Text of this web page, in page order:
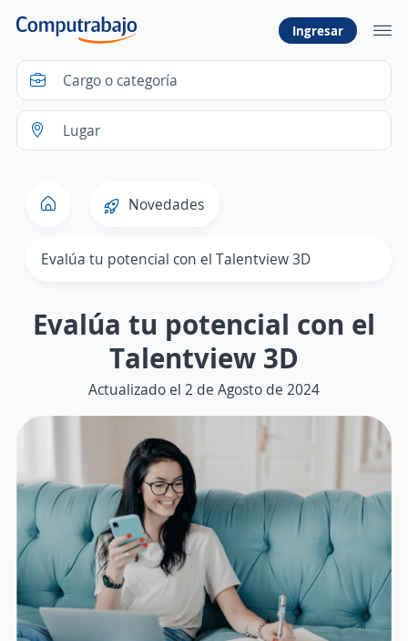
Ingresar
Novedades
Evalúa tu potencial con el Talentview 3D
Evalúa tu potencial con el
Talentview 3D
Actualizado el 2 de Agosto de 2024